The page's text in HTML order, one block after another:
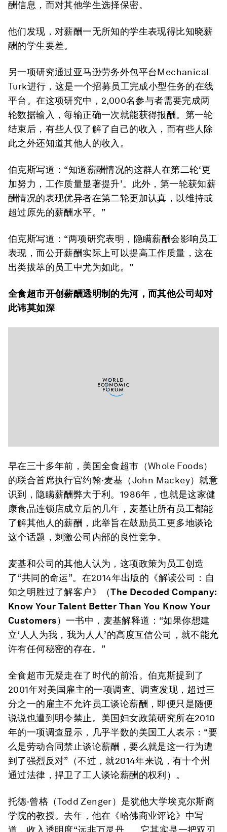
酬信息，而对其他学生选择保密。
他们发现，对薪酬一无所知的学生表现得比知晓薪
酬的学生要差。
另一项研究通过亚马逊劳务外包平台Mechanical
Turk进行，这是一个招募员工完成小型任务的在线
平台。在这项研究中，2,000名参与者需要完成两
轮数据输入，每输正确一次就能获得报酬。第一轮
结束后，有些人仅了解了自己的收入，而有些人除
此之外还知道其他人的收入。
伯克斯写道：“知道薪酬情况的这群人在第二轮‘更
加努力，工作质量显著提升’。此外，第一轮获知薪
酬情况的表现优异者在第二轮更加认真，以维持或
超过原先的薪酬水平。”
伯克斯写道：“两项研究表明，隐瞒薪酬会影响员工
表现，而公开薪酬实际上可以提高工作质量，这在
出类拔萃的员工中尤为如此。”
全食超市开创薪酬透明制的先河，而其他公司却对
此讳莫如深
早在三十多年前，美国全食超市（Whole Foods）
的联合首席执行官约翰·麦基（John Mackey）就意
识到，隐瞒薪酬弊大于利。1986年，也就是这家健
康食品连锁店成立后的几年，麦基让所有员工都能
了解其他人的薪酬，此举旨在鼓励员工更多地谈论
这个话题，刺激公司内部的良性竞争。
麦基和公司的其他人认为，这项政策为员工创造
了“共同的命运”。在2014年出版的《解读公司：自
知之明胜过了解客户》（The Decoded Company:
Know Your Talent Better Than You Know Your
Customers）一书中，麦基解释道：“如果你想建
立‘人人为我，我为人人’的高度互信公司，就不能允
许有任何秘密的存在。”
全食超市无疑走在了时代的前沿。伯克斯提到了
2001年对美国雇主的一项调查。调查发现，超过三
分之一的雇主不允许员工谈论薪酬，即便只是随便
说说也遭到明令禁止。美国妇女政策研究所在2010
年的一项调查显示，几乎半数的美国工人表示：“要
么是劳动合同禁止谈论薪酬，要么就是这一行为遭
到了强烈反对”（不过，就2014年来说，有十个州
通过法律，捍卫了工人谈论薪酬的权利）。
托德·曾格（Todd Zenger）是犹他大学埃克尔斯商
学院的教授。去年，他在《哈佛商业评论》中写
道，收入透明度“远非万灵丹……它其实是一把双刃